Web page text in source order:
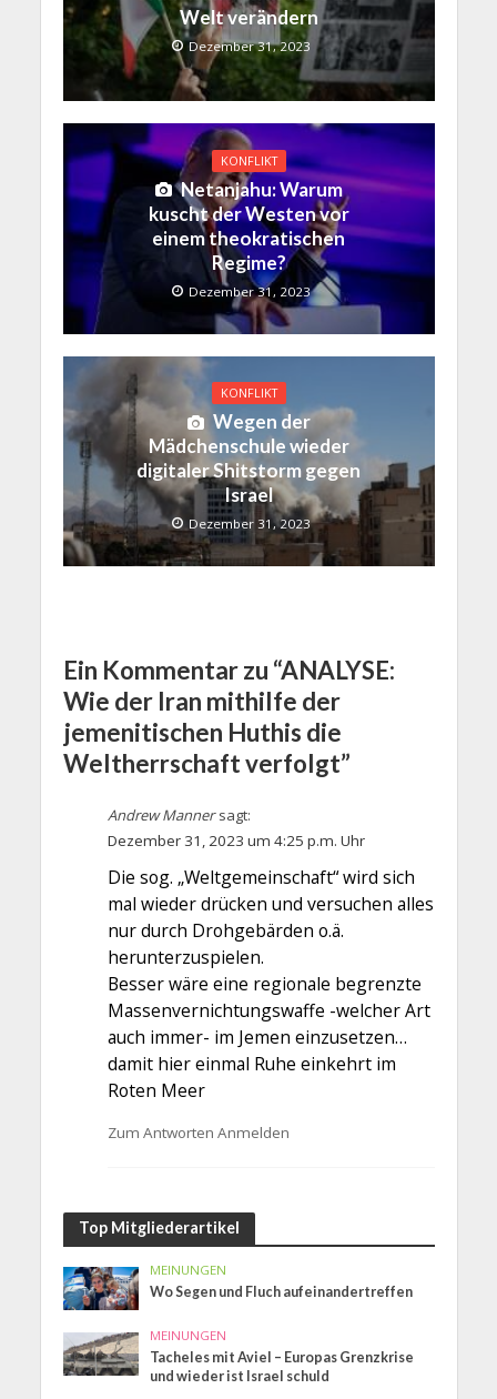
Welt verändern
Dezember 31, 2023
KONFLIKT
Netanjahu: Warum
kuscht der Westen vor
einem theokratischen
Regime?
Dezember 31, 2023
KONFLIKT
Wegen der
Mädchenschule wieder
digitaler Shitstorm gegen
Israel
Dezember 31, 2023
Ein Kommentar zu “ANALYSE:
Wie der Iran mithilfe der
jemenitischen Huthis die
Weltherrschaft verfolgt”
Andrew Manner sagt:
Dezember 31, 2023 um 4:25 p.m. Uhr
Die sog. „Weltgemeinschaft“ wird sich
mal wieder drücken und versuchen alles
nur durch Drohgebärden o.ä.
herunterzuspielen.
Besser wäre eine regionale begrenzte
Massenvernichtungswaffe -welcher Art
auch immer- im Jemen einzusetzen…
damit hier einmal Ruhe einkehrt im
Roten Meer
Zum Antworten Anmelden
Top Mitgliederartikel
MEINUNGEN
Wo Segen und Fluch aufeinandertreffen
MEINUNGEN
Tacheles mit Aviel – Europas Grenzkrise
und wieder ist Israel schuld